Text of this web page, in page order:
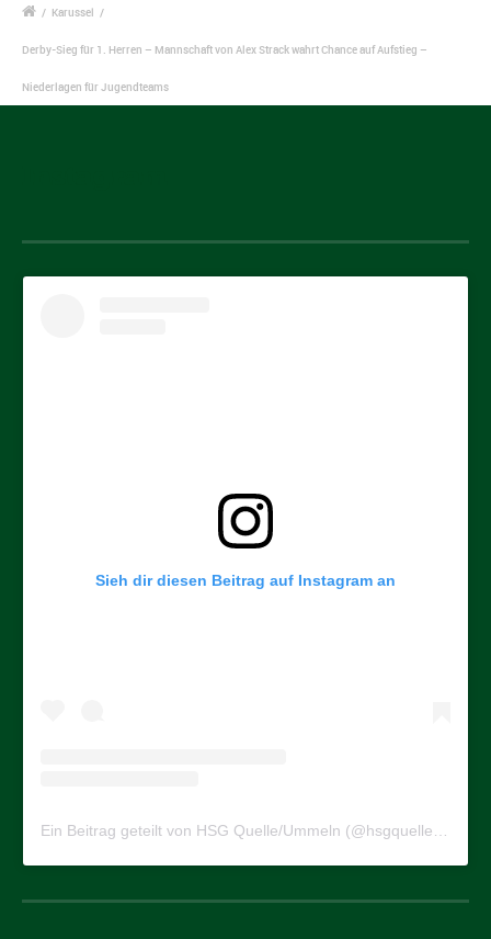
/ Karussel /
Derby-Sieg für 1. Herren – Mannschaft von Alex Strack wahrt Chance auf Aufstieg –
Niederlagen für Jugendteams
Sieh dir diesen Beitrag auf Instagram an